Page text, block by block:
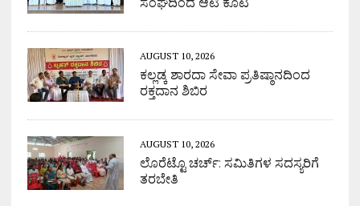
AUGUST 10, 2026
ಕಲ್ಲಡ್ಕ ಶಾರದಾ ಸೇವಾ ಪ್ರತಿಷ್ಠಾನದಿಂದ
ರಕ್ತದಾನ ಶಿಬಿರ
AUGUST 10, 2026
ಲೊರೆಟ್ಟೊ ಚರ್ಚ್: ಸಮಿತಿಗಳ ಸದಸ್ಯರಿಗೆ
ತರಬೇತಿ